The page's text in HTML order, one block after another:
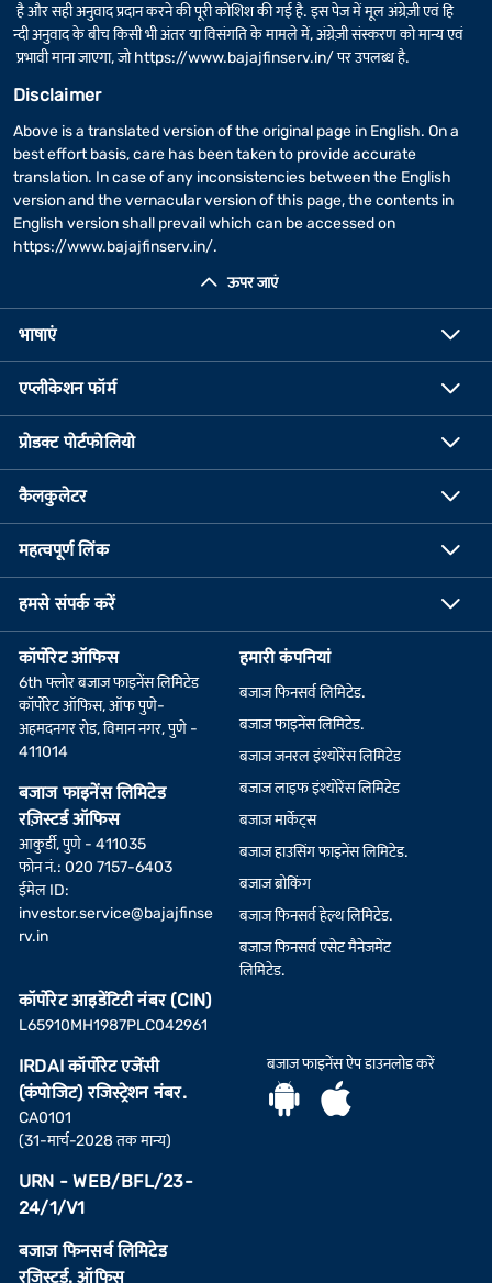
ऊपर जाएं
है और सही अनुवाद प्रदान करने की पूरी कोशिश की गई है. इस पेज में मूल अंग्रेज़ी एवं हि
न्दी अनुवाद के बीच किसी भी अंतर या विसंगति के मामले में, अंग्रेज़ी संस्करण को मान्य एवं
प्रभावी माना जाएगा, जोhttps://www.bajajfinserv.in/पर उपलब्ध है.
Disclaimer
Above is a translated version of the original page in English. On a
best effort basis, care has been taken to provide accurate
translation. In case of any inconsistencies between the English
version and the vernacular version of this page, the contents in
English version shall prevail which can be accessed on
https://www.bajajfinserv.in/.
भाषाएं
एप्लीकेशन फॉर्म
प्रोडक्ट पोर्टफोलियो
कैलकुलेटर
महत्वपूर्ण लिंक
हमसे संपर्क करें
कॉर्पोरेट ऑफिस
6th फ्लोर बजाज फाइनेंस लिमिटेड
कॉर्पोरेट ऑफिस, ऑफ पुणे-
अहमदनगर रोड, विमान नगर, पुणे -
411014
बजाज फाइनेंस लिमिटेड
रज़िस्टर्ड ऑफिस
आकुर्डी, पुणे - 411035
फोन नं.: 020 7157-6403
ईमेल ID:
investor.service@bajajfinse
rv.in
कॉर्पोरेट आइडेंटिटी नंबर (CIN)
L65910MH1987PLC042961
IRDAI कॉर्पोरेट एजेंसी
(कंपोजिट) रजिस्ट्रेशन नंबर.
CA0101
(31-मार्च-2028 तक मान्य)
URN - WEB/BFL/23-
24/1/V1
बजाज फिनसर्व लिमिटेड
रजिस्टर्ड. ऑफिस
हमारी कंपनियां
बजाज फिनसर्व लिमिटेड.
बजाज फाइनेंस लिमिटेड.
बजाज जनरल इंश्योरेंस लिमिटेड
बजाज लाइफ इंश्योरेंस लिमिटेड
बजाज मार्केट्स
बजाज हाउसिंग फाइनेंस लिमिटेड.
बजाज ब्रोकिंग
बजाज फिनसर्व हेल्थ लिमिटेड.
बजाज फिनसर्व एसेट मैनेजमेंट
लिमिटेड.
बजाज फाइनेंस ऐप डाउनलोड करें